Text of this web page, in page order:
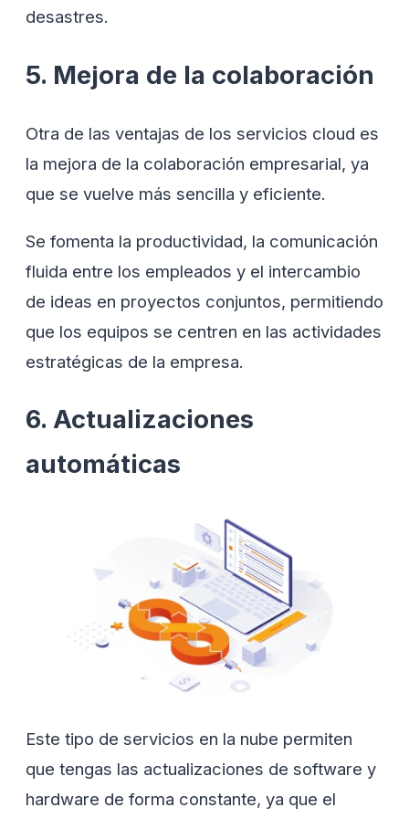
desastres.
5. Mejora de la colaboración
Otra de las ventajas de los servicios cloud es
la mejora de la colaboración empresarial, ya
que se vuelve más sencilla y eficiente.
Se fomenta la productividad, la comunicación
fluida entre los empleados y el intercambio
de ideas en proyectos conjuntos, permitiendo
que los equipos se centren en las actividades
estratégicas de la empresa.
6. Actualizaciones
automáticas
Este tipo de servicios en la nube permiten
que tengas las actualizaciones de software y
hardware de forma constante, ya que el